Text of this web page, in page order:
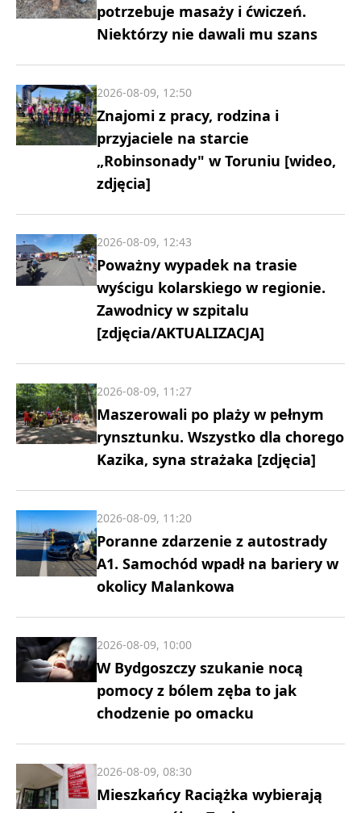
potrzebuje masaży i ćwiczeń.
Niektórzy nie dawali mu szans
Znajomi z pracy, rodzina i
przyjaciele na starcie
„Robinsonady" w Toruniu [wideo,
zdjęcia]
2026-08-09, 12:50
Poważny wypadek na trasie
wyścigu kolarskiego w regionie.
Zawodnicy w szpitalu
[zdjęcia/AKTUALIZACJA]
2026-08-09, 12:43
Maszerowali po plaży w pełnym
rynsztunku. Wszystko dla chorego
Kazika, syna strażaka [zdjęcia]
2026-08-09, 11:27
Poranne zdarzenie z autostrady
A1. Samochód wpadł na bariery w
okolicy Malankowa
2026-08-09, 11:20
W Bydgoszczy szukanie nocą
pomocy z bólem zęba to jak
chodzenie po omacku
2026-08-09, 10:00
Mieszkańcy Raciążka wybierają
2026-08-09, 08:30